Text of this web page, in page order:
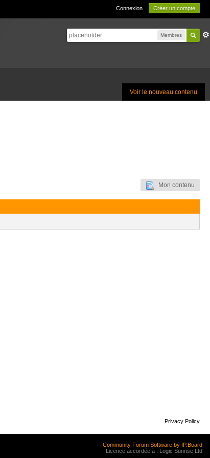
Connexion Créer un compte
Membres
Voir le nouveau contenu
Mon contenu
Privacy Policy
Community Forum Software by IP.Board
Licence accordée à : Logic Sunrise Ltd